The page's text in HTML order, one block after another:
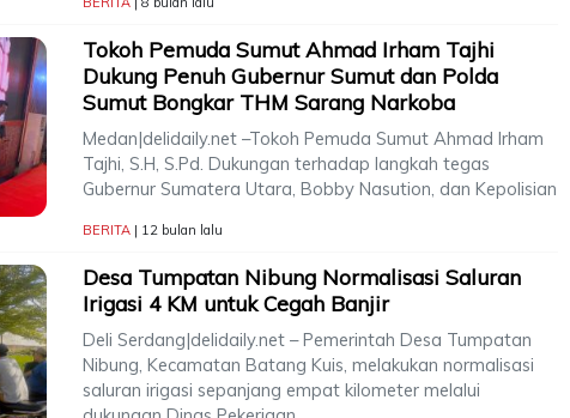
Tokoh Pemuda Sumut Ahmad Irham Tajhi
Dukung Penuh Gubernur Sumut dan Polda
Sumut Bongkar THM Sarang Narkoba
Medan|delidaily.net –Tokoh Pemuda Sumut Ahmad Irham
Tajhi, S.H, S.Pd. Dukungan terhadap langkah tegas
Gubernur Sumatera Utara, Bobby Nasution, dan Kepolisian
BERITA | 12 bulan lalu
Desa Tumpatan Nibung Normalisasi Saluran
Irigasi 4 KM untuk Cegah Banjir
Deli Serdang|delidaily.net – Pemerintah Desa Tumpatan
Nibung, Kecamatan Batang Kuis, melakukan normalisasi
saluran irigasi sepanjang empat kilometer melalui